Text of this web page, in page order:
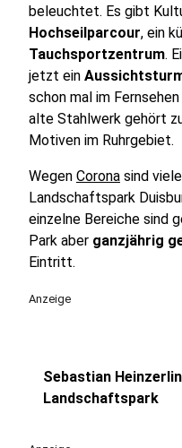
beleuchtet. Es gibt
Hochseilparcour, ein
Tauchsportzentrum.
jetzt ein
schon mal im
alte Stahlwerk gehört
Motiven im Ruhrgebiet.
Wegen Corona sind
Landschaftspark
einzelne Bereiche sind
Park aber ganzjährig
Eintritt.
Anzeige
Sebastian
Landschaftspark